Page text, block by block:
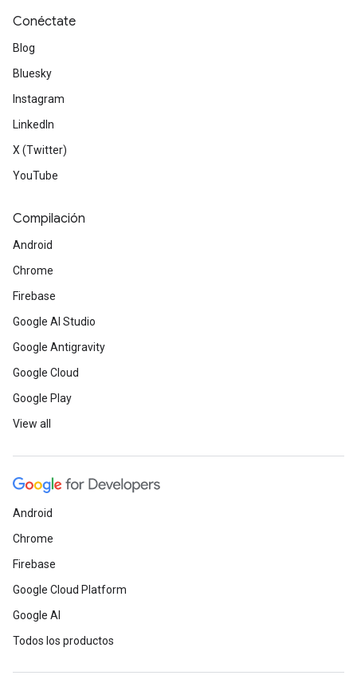
Conéctate
Blog
Bluesky
Instagram
LinkedIn
X (Twitter)
YouTube
Compilación
Android
Chrome
Firebase
Google AI Studio
Google Antigravity
Google Cloud
Google Play
View all
Android
Chrome
Firebase
Google Cloud Platform
Google AI
Todos los productos